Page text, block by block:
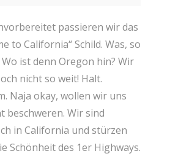
passieren wir das
to California“ Schild. Was, so
Wo ist denn Oregon hin? Wir
nicht so weit! Halt.
Naja okay, wollen wir uns
beschweren. Wir sind
in California und stürzen
Schönheit des 1er Highways.